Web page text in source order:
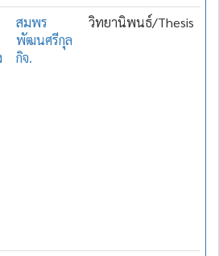
สมพร
พัฒนศรีกุล
กิจ.
วิทยานิพนธ์/Thesis